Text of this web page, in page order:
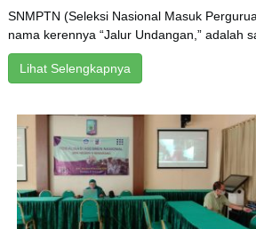
SNMPTN (Seleksi Nasional Masuk
nama kerennya “Jalur Undangan,” adalah
Lihat Selengkapnya